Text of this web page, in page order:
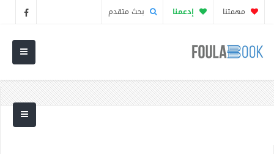
مهمتنا إدعمنا بحث متقدم